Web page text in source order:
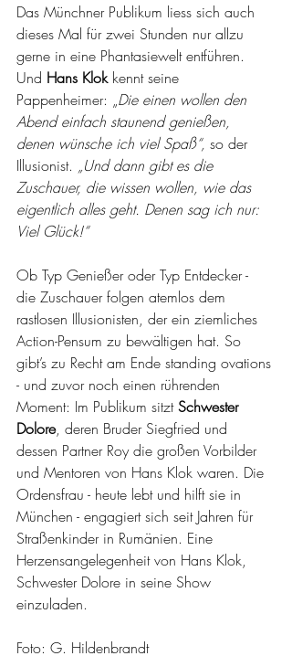
Das Münchner Publikum liess sich auch
dieses Mal für zwei Stunden nur allzu
gerne in eine Phantasiewelt entführen.
Und Hans Klok kennt seine
Pappenheimer: „Die einen wollen den
Abend einfach staunend genießen,
denen wünsche ich viel Spaß“, so der
Illusionist. „Und dann gibt es die
Zuschauer, die wissen wollen, wie das
eigentlich alles geht. Denen sag ich nur:
Viel Glück!“
Ob Typ Genießer oder Typ Entdecker -
die Zuschauer folgen atemlos dem
rastlosen Illusionisten, der ein ziemliches
Action-Pensum zu bewältigen hat. So
gibt’s zu Recht am Ende standing ovations
- und zuvor noch einen rührenden
Moment: Im Publikum sitzt Schwester
Dolore, deren Bruder Siegfried und
dessen Partner Roy die großen Vorbilder
und Mentoren von Hans Klok waren. Die
Ordensfrau - heute lebt und hilft sie in
München - engagiert sich seit Jahren für
Straßenkinder in Rumänien. Eine
Herzensangelegenheit von Hans Klok,
Schwester Dolore in seine Show
einzuladen.
Foto: G. Hildenbrandt